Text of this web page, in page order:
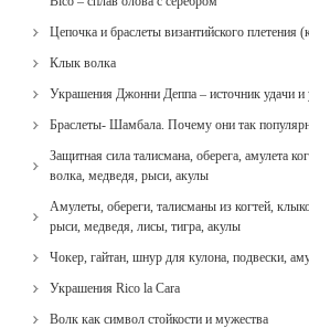
Цепочка и браслеты византийского плетения
Клык волка
Украшения Джонни Деппа – источник удачи и
Браслеты- Шамбала. Почему они так
Защитная сила талисмана, оберега, амулета
волка, медведя, рыси, акулы
Амулеты, обереги, талисманы из когтей,
рыси, медведя, лисы, тигра, акулы
Чокер, гайтан, шнур для кулона, подвески,
Украшения Rico la Cara
Волк как символ стойкости и мужества